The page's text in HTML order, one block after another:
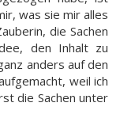
was sie mir alles
die Sachen
den Inhalt zu
anders auf den
weil ich
die Sachen unter